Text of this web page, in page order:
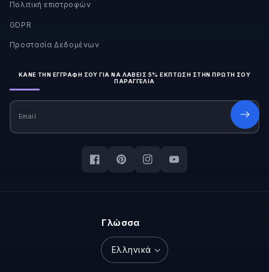
Πολιτική επιστροφών
GDPR
Προστασία Δεδομένων
ΚΆΝΕ ΤΗΝ ΕΓΓΡΑΦΉ ΣΟΥ ΓΙΑ ΝΑ ΛΆΒΕΙΣ 5% ΈΚΠΤΩΣΗ ΣΤΗΝ ΠΡΏΤΗ ΣΟΥ
ΠΑΡΑΓΓΕΛΊΑ
FacebookPinterestInstagramYouTube
Γλώσσα
Ελληνικά